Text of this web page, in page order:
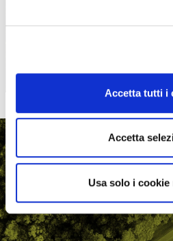
Accetta tutti i
Accetta
Usa solo i cookie